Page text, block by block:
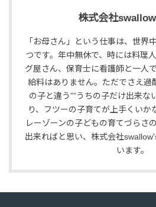
株式会社
「お母さん」という仕事は、世界
つです。年中無休で、時には料理
グ屋さん、保育士に看護師と一人
給料はありません。ただでさえ過
の子と違う””うちの子だけ出来な
り、フツーの子育てが上手くいか
レーゾーンの子どもの育てづらさ
出来ればと思い、株式会社
います。